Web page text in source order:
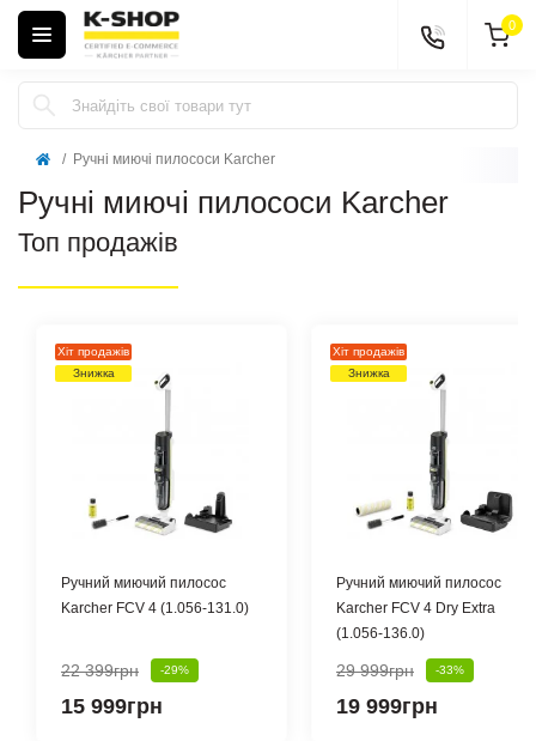
0
Ручні миючі пилососи Karcher
Ручні миючі пилососи Karcher
Топ продажів
Хіт продажів
Знижка
Ручний миючий пилосос
Karcher FCV 4 (1.056-131.0)
22 399грн -29%
15 999грн
Хіт продажів
Знижка
Ручний миючий пилосос
Karcher FCV 4 Dry Extra
(1.056-136.0)
29 999грн -33%
19 999грн